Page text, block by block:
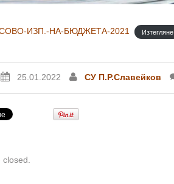
ИЗП.-НА-БЮДЖЕТА-2021 Изтегляне
25.01.2022 СУ П.Р.Славейков